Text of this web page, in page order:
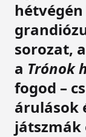
hétvégén
sorozat, a
a Trónok
fogod –
árulások
játszmák